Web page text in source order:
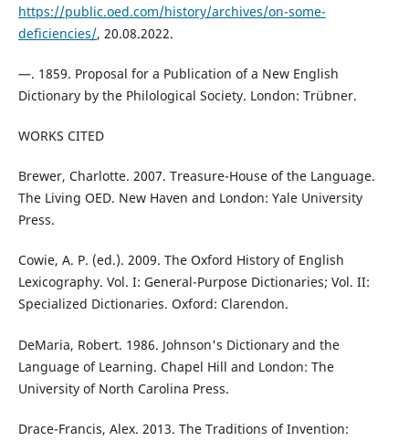
https://public.oed.com/history/archives/on-some-
deficiencies/, 20.08.2022.
—. 1859. Proposal for a Publication of a New English
Dictionary by the Philological Society. London: Trübner.
WORKS CITED
Brewer, Charlotte. 2007. Treasure-House of the Language.
The Living OED. New Haven and London: Yale University
Press.
Cowie, A. P. (ed.). 2009. The Oxford History of English
Lexicography. Vol. I: General-Purpose Dictionaries; Vol. II:
Specialized Dictionaries. Oxford: Clarendon.
DeMaria, Robert. 1986. Johnson's Dictionary and the
Language of Learning. Chapel Hill and London: The
University of North Carolina Press.
Drace-Francis, Alex. 2013. The Traditions of Invention: